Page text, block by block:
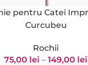
pentru Catei
Curcubeu
Rochii
75,00 lei – 149,00 lei